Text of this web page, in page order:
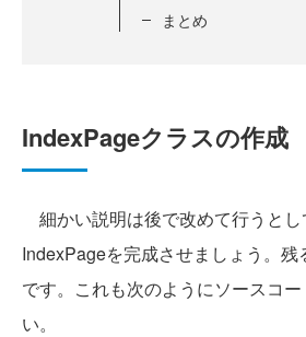
まとめ
IndexPageクラスの作成
細かい説明は後で改めて行うとし
IndexPageを完成させましょう。
です。これも次のようにソースコ
い。